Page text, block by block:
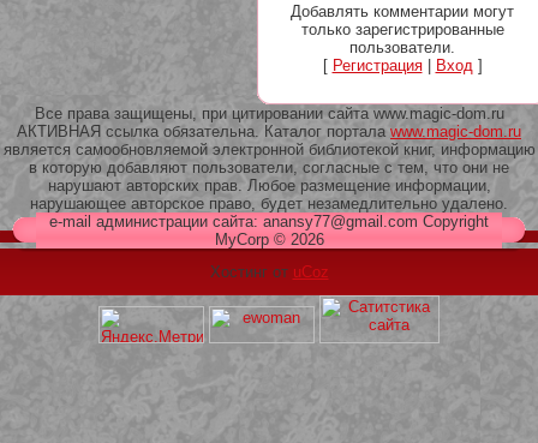
Добавлять комментарии могут
только зарегистрированные
пользователи.
[ Регистрация| Вход]
Все права защищены, при цитировании сайта www.magic-dom.ru
АКТИВНАЯ ссылка обязательна. Каталог портала www.magic-dom.ru
является самообновляемой электронной библиотекой книг, информацию
в которую добавляют пользователи, согласные с тем, что они не
нарушают авторских прав. Любое размещение информации,
нарушающее авторское право, будет незамедлительно удалено.
e-mail администрации сайта: anansy77@gmail.com Copyright
MyCorp © 2026
Хостинг от uCoz